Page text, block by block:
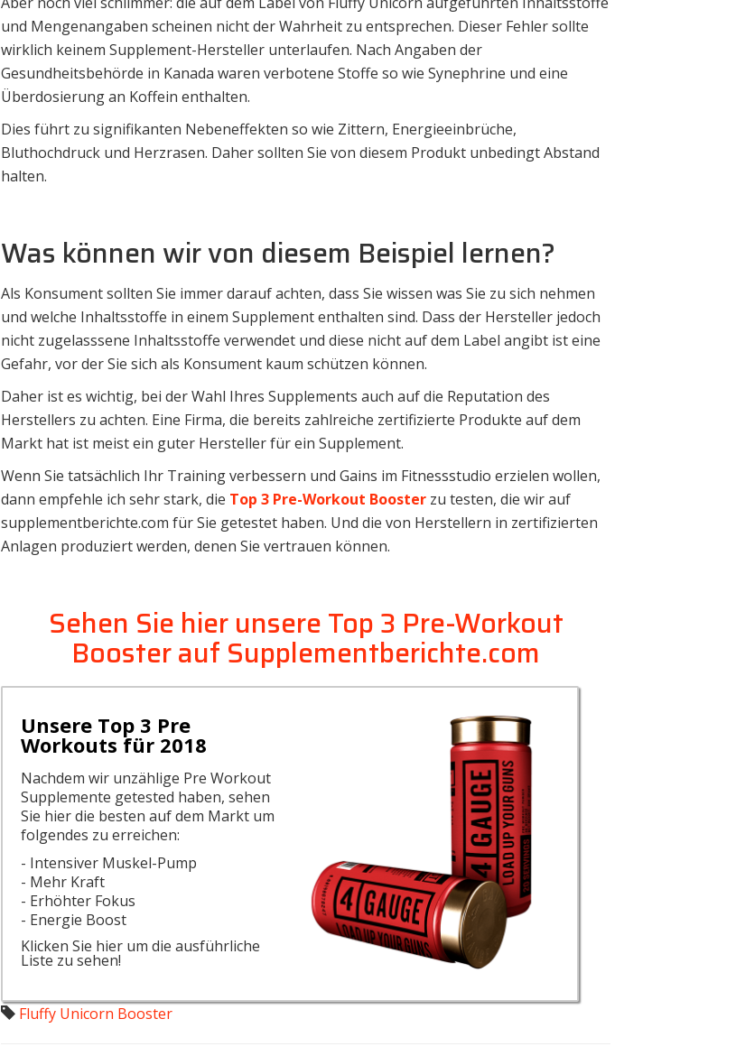
und Mengenangaben scheinen nicht der Wahrheit zu entsprechen. Dieser Fehler sollte
wirklich keinem Supplement-Hersteller unterlaufen. Nach Angaben der
Gesundheitsbehörde in Kanada waren verbotene Stoffe so wie Synephrine und eine
Überdosierung an Koffein enthalten.
Dies führt zu signifikanten Nebeneffekten so wie Zittern, Energieeinbrüche,
Bluthochdruck und Herzrasen. Daher sollten Sie von diesem Produkt unbedingt Abstand
halten.
Was können wir von diesem Beispiel lernen?
Als Konsument sollten Sie immer darauf achten, dass Sie wissen was Sie zu sich nehmen
und welche Inhaltsstoffe in einem Supplement enthalten sind. Dass der Hersteller jedoch
nicht zugelasssene Inhaltsstoffe verwendet und diese nicht auf dem Label angibt ist eine
Gefahr, vor der Sie sich als Konsument kaum schützen können.
Daher ist es wichtig, bei der Wahl Ihres Supplements auch auf die Reputation des
Herstellers zu achten. Eine Firma, die bereits zahlreiche zertifizierte Produkte auf dem
Markt hat ist meist ein guter Hersteller für ein Supplement.
Wenn Sie tatsächlich Ihr Training verbessern und Gains im Fitnessstudio erzielen wollen,
dann empfehle ich sehr stark, die Top 3 Pre-Workout Booster zu testen, die wir auf
supplementberichte.com für Sie getestet haben. Und die von Herstellern in zertifizierten
Anlagen produziert werden, denen Sie vertrauen können.
Sehen Sie hier unsere Top 3 Pre-Workout
Booster auf Supplementberichte.com
Unsere Top 3 Pre
Workouts für 2018
Nachdem wir unzählige Pre Workout
Supplemente getested haben, sehen
Sie hier die besten auf dem Markt um
folgendes zu erreichen:
- Intensiver Muskel-Pump
- Mehr Kraft
- Erhöhter Fokus
- Energie Boost
Klicken Sie hier um die ausführliche
Liste zu sehen!
Fluffy Unicorn Booster